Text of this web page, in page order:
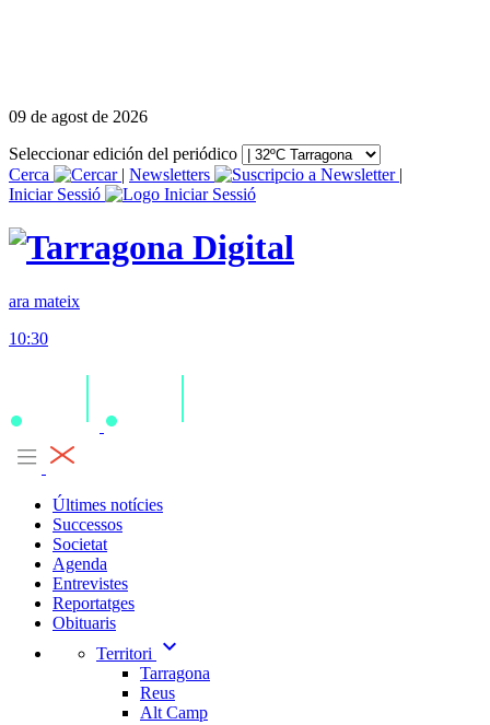
09 de agost de 2026
Seleccionar edición del periódico
Cerca
| Newsletters
|
Iniciar Sessió
ara mateix
10:30
Últimes notícies
Successos
Societat
Agenda
Entrevistes
Reportatges
Obituaris
Territori
expand_more
Tarragona
Reus
Alt Camp